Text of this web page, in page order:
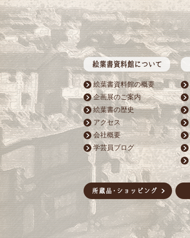
絵葉書資料館の概要
企画展のご案内
絵葉書の歴史
アクセス
会社概要
学芸員ブログ